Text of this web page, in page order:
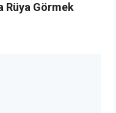
Rüya Görmek